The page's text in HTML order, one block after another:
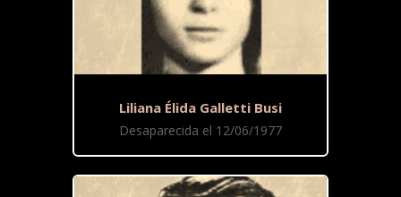
Liliana Élida Galletti Busi
Desaparecida el 12/06/1977